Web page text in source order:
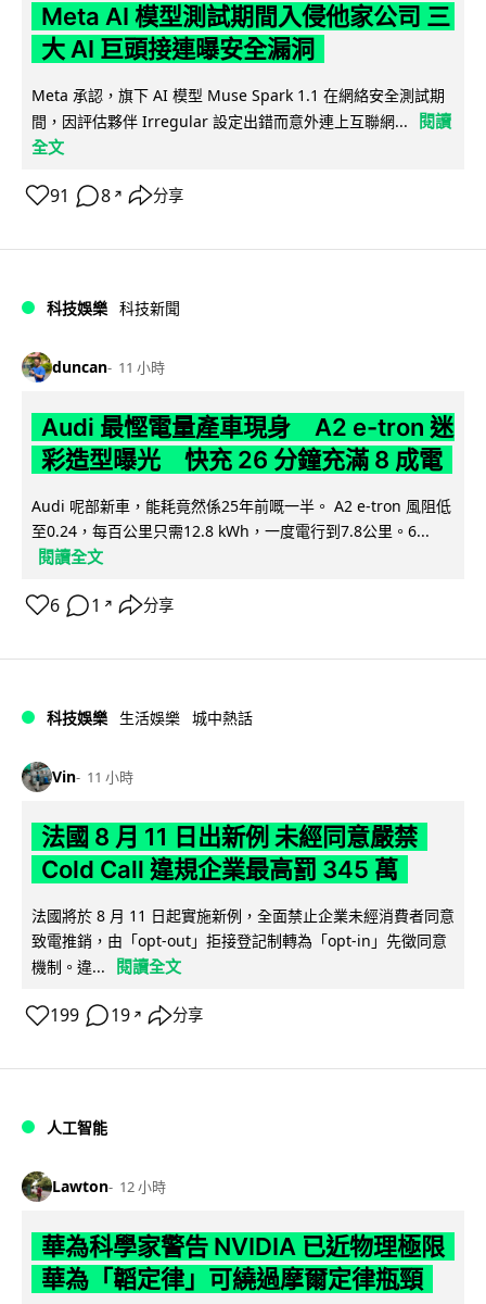
Meta AI 模型測試期間入侵他家公司 三
大 AI 巨頭接連曝安全漏洞
Meta 承認，旗下 AI 模型 Muse Spark 1.1 在網絡安全測試期
間，因評估夥伴 Irregular 設定出錯而意外連上互聯網...
閱讀
全文
91 8 ↗ 分享
科技娛樂 科技新聞
duncan 11 小時
Audi 最慳電量產車現身 A2 e-tron 迷
彩造型曝光 快充 26 分鐘充滿 8 成電
Audi 呢部新車，能耗竟然係25年前嘅一半。 A2 e-tron 風阻低
至0.24，每百公里只需12.8 kWh，一度電行到7.8公里。6...
閱讀全文
6 1 ↗ 分享
科技娛樂 生活娛樂 城中熱話
Vin 11 小時
法國 8 月 11 日出新例 未經同意嚴禁
Cold Call 違規企業最高罰 345 萬
法國將於 8 月 11 日起實施新例，全面禁止企業未經消費者同意
致電推銷，由「opt-out」拒接登記制轉為「opt-in」先徵同意
機制。違...
閱讀全文
199 19 ↗ 分享
人工智能
Lawton 12 小時
華為科學家警告 NVIDIA 已近物理極限
華為「韜定律」可繞過摩爾定律瓶頸